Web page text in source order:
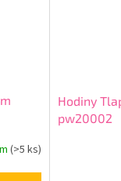
(>5 ks)
Hodiny
pw20002